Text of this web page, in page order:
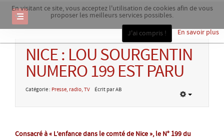
En visitant ce site, vous acceptez l'utilisation de cookies afin de vous
proposer les meilleurs services possibles.
En savoir plus
J'ai compris !
NICE : LOU SOURGENTIN
NUMERO 199 EST PARU
Catégorie : Presse, radio, TV Écrit par AB
Consacré à « L’enfance dans le comté de Nice », le N° 199 du